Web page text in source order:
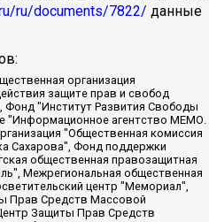
ru/documents/7822/ данные
Общество с ограниченной ответственностью "Москоу диджитал медиа", с 26.01.2023 Общество с ограниченной ответственностью "Чайка Белые сады", Ветошкина Валерия Валерьевна, Заговора Максим Александрович, Межрегиональное общественное движение "Российская ЛГБТ - сеть", Оленичев Максим Владимирович, Павлов Иван Юрьевич, Скворцова Елена Сергеевна, Общество с ограниченной ответственностью "Как бы инагент", Кочетков Игорь Викторович, Общество с ограниченной ответственностью "Честные выборы", Еланчик Олег Александрович, Общество с ограниченной ответственностью "Нобелевский призыв", Гималова Регина Эмилевна, Григорьев Андрей Валерьевич, Григорьева Алина Александровна, Ассоциация по содействию защите прав призывников, альтернативнослужащих и военнослужащих "Правозащитная группа "Гражданин.Армия.Право", Хисамова Регина Фаритовна, Автономная некоммерческая организация по реализации социально-правовых программ "Лилит", Дальневосточное общественное движение "Маяк", Санкт-Петербургская ЛГБТ-инициативная группа "Выход", Инициативная группа ЛГБТ+ "Реверс", Алексеев Андрей Викторович, Бекбулатова Таисия Львовна, Беляев Иван Михайлович, Владыкина Елена Сергеевна, Гельман Марат Александрович, Никульшина Вероника Юрьевна, Толоконникова Надежда Андреевна, Шендерович Виктор Анатольевич, Общество с ограниченной ответственностью "Данное сообщение", Общество с ограниченной ответственностью Издательский дом "Новая глава", Айнбиндер Александра Александровна, Московский комьюнити-центр для ЛГБТ+инициатив, Благотворительный фонд развития филантропии, Deutsche Welle (Германия, Kurt-Schumacher-Strasse 3, 53113 Bonn), Борзунова Мария Михайловна, Воробьев Виктор Викторович, Голубева Анна Львовна, Константинова Алла Михайловна, Малкова Ирина Владимировна, Мурадов Мурад Абдулгалимович, Осетинская Елизавета Николаевна, Понасенков Евгений Николаевич, Ганапольский Матвей Юрьевич, Киселев Евгений Алексеевич, Борухович Ирина Григорьевна, Дремин Иван Тимофеевич, Дубровский Дмитрий Викторович, Красноярская региональная общественная организация поддержки и развития альтернативных образовательных технологий и межкультурных коммуникаций "ИНТЕРРА", Маяковская Екатерина Алексеевна, Фейгин Марк Захарович, Филимонов Андрей Викторович, Дзугкоева Регина Николаевна, Доброхотов Роман Александрович, Дудь Юрий Александрович, Елкин Сергей Владимирович, Кругликов Кирилл Игоревич, Сабунаева Мария Леонидовна, Семенов Алексей Владимирович, Шаинян Карен Багратович, Шульман Екатерина Михайловна, Асафьев Артур Валерьевич, Вахштайн Виктор Семенович, Венедиктов Алексей Алексеевич, Лушникова Екатерина Евгеньевна, Волков Леонид Михайлович, Невзоров Александр Глебович, Пархоменко Сергей Борисович, Сироткин Ярослав Николаевич, Кара-Мурза Владимир Владимирович, Баранова Наталья Владимировна, Гозман Леонид Яковлевич, Кагарлицкий Борис Юльевич, Климарев Михаил Валерьевич, Милов Владимир Станиславович, Автономная некоммерческая организация Краснодарский центр современного искусства "Типография", Моргенштерн Алишер Тагирович, Соболь Любовь Эдуардовна, Общество с ограниченной ответственностью "ЛИЗА НОРМ", Каспаров Гарри Кимович, Ходорковский Михаил Борисович, Общество с ограниченной ответственностью "Апрельские тезисы", Данилович Ирина Брониславовна, Кашин Олег Владимирович, Петров Николай Владимирович, Пивоваров Алексей Владимирович, Соколов Михаил Владимирович, Цветкова Юлия Владимировна, Чичваркин Евгений Александрович, Комитет против пыток/Команда против пыток, Общество с ограниченной ответственностью "Первый научный", Общество с ограниченной ответственностью "Вертолет и ко", Белоцерковская Вероника Борисовна, Кац Максим Евгеньевич, Лазарева Татьяна Юрьевна, Шаведдинов Руслан Табризович, Яшин Илья Валерьевич, Общество с ограниченной ответственностью "Иноагент ААВ", Алешковский Дмитрий Петрович, Альбац Евгения Марковна, Быков Дмитрий Львович, Галямина Юлия Евгеньевна, Лойко Сергей Леонидович, Мартынов Кирилл Константинович, Медведев Сергей Александрович, Крашенинников Федор Геннадиевич, Гордеева Катерина Вл